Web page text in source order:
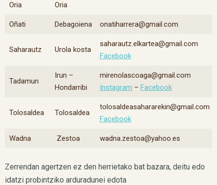
Oria
Oria
Oñati Debagoiena onatiharrera@gmail.com
Saharautz Urola kosta
saharautz.elkartea@gmail.com
Facebook
Tadamun
Irun –
Hondarribi
mirenolascoaga@gmail.com
Instagram – Facebook
Tolosaldea Tolosaldea
tolosaldeasahararekin@gmail.com
Facebook
Wadna Zestoa wadna.zestoa@yahoo.es
Zerrendan agertzen ez den herrietako bat bazara, deitu edo
idatzi probintziko arduradunei edota